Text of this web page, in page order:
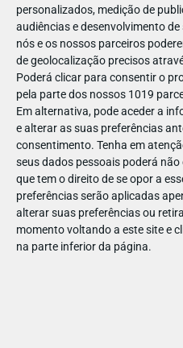
personalizados, medição de
audiências e desenvolvimento de
nós e os nossos parceiros
de geolocalização precisos
Poderá clicar para consentir o
pela parte dos nossos 1019
Em alternativa, pode aceder a
e alterar as suas preferências
consentimento. Tenha em
seus dados pessoais poderá
que tem o direito de se opor a
preferências serão aplicadas
alterar suas preferências ou
momento voltando a este site e
na parte inferior da página.